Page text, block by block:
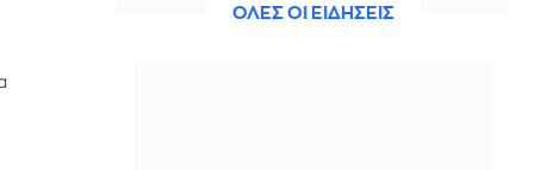
ΟΛΕΣ ΟΙ ΕΙΔΗΣΕΙΣ